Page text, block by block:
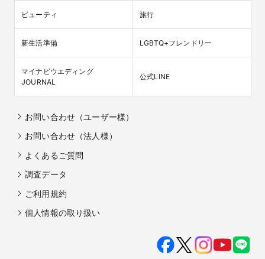
ビューティ 旅行
新生活準備 LGBTQ+フレンドリー
マイナビウエディング
JOURNAL
公式LINE
お問い合わせ（ユーザー様）
お問い合わせ（法人様）
よくあるご質問
調査データ
ご利用規約
個人情報の取り扱い